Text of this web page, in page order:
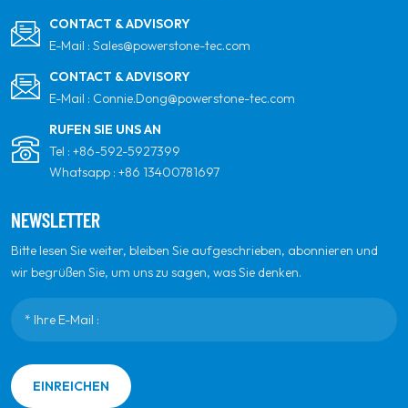
CONTACT & ADVISORY
E-Mail : Sales@powerstone-tec.com
CONTACT & ADVISORY
E-Mail : Connie.Dong@powerstone-tec.com
RUFEN SIE UNS AN
Tel : +86-592-5927399
Whatsapp : +86 13400781697
NEWSLETTER
Bitte lesen Sie weiter, bleiben Sie aufgeschrieben, abonnieren und
wir begrüßen Sie, um uns zu sagen, was Sie denken.
EINREICHEN